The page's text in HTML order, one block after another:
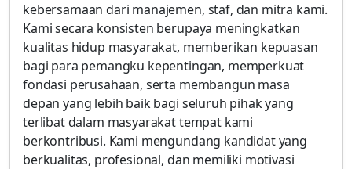
kebersamaan dari manajemen, staf, dan mitra kami.
Kami secara konsisten berupaya meningkatkan
kualitas hidup masyarakat, memberikan kepuasan
bagi para pemangku kepentingan, memperkuat
fondasi perusahaan, serta membangun masa
depan yang lebih baik bagi seluruh pihak yang
terlibat dalam masyarakat tempat kami
berkontribusi. Kami mengundang kandidat yang
berkualitas, profesional, dan memiliki motivasi